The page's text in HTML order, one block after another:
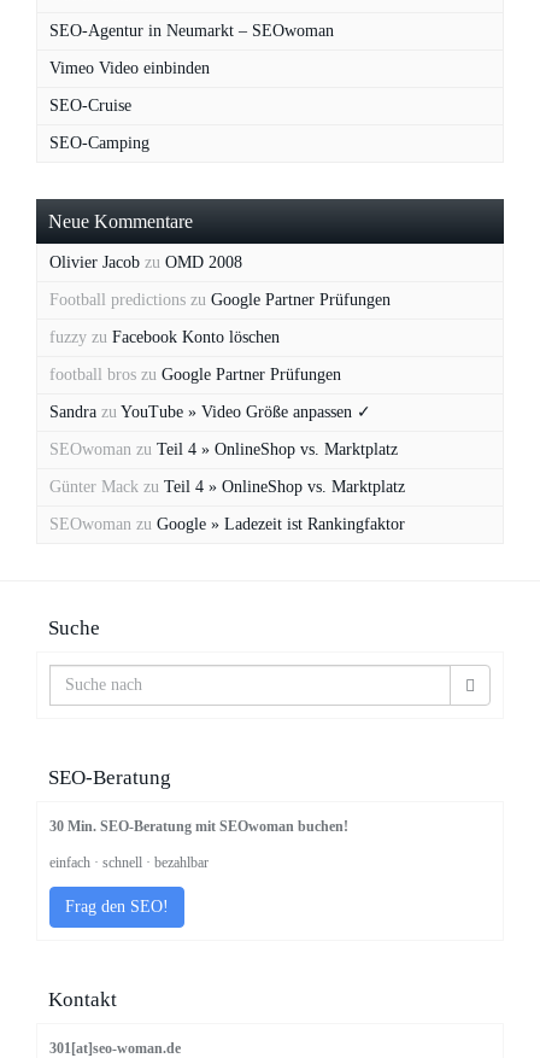
SEO-Agentur in Neumarkt – SEOwoman
Vimeo Video einbinden
SEO-Cruise
SEO-Camping
Neue Kommentare
Olivier Jacob zu OMD 2008
Football predictions zu Google Partner Prüfungen
fuzzy zu Facebook Konto löschen
football bros zu Google Partner Prüfungen
Sandra zu YouTube » Video Größe anpassen ✓
SEOwoman zu Teil 4 » OnlineShop vs. Marktplatz
Günter Mack zu Teil 4 » OnlineShop vs. Marktplatz
SEOwoman zu Google » Ladezeit ist Rankingfaktor
Suche
SEO-Beratung
30 Min. SEO-Beratung mit SEOwoman buchen!
einfach · schnell · bezahlbar
Frag den SEO!
Kontakt
301[at]seo-woman.de